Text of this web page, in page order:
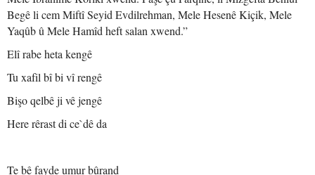
Begê li cem Miftî Seyid Evdilrehman, Mele Hesenê Kiçik, Mele
Yaqûb û Mele Hamîd heft salan xwend.”
Elî rabe heta kengê
Tu xafil bî bi vî rengê
Bişo qelbê ji vê jengê
Here rêrast di ce`dê da
Te bê fayde umur bûrand